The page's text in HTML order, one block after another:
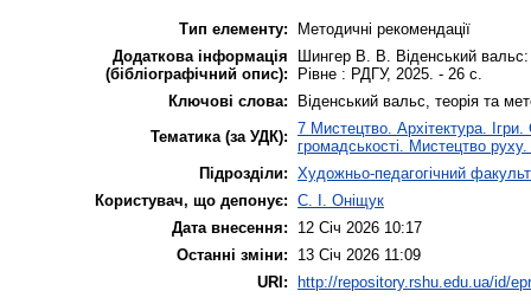
Тип елементу:
Методичні рекомендації
Додаткова інформація
(бібліографічний опис):
Шингер В. В. Віденський
Рівне : РДГУ, 2025. - 26 с.
Ключові слова:
Віденський вальс, теорія та
Тематика (за УДК): 7 Мистецтво. Архітектура. Ігри.
громадськості. Мистецтво руху.
Підрозділи: Художньо-педагогічний
Користувач, що депонує: С. І. Оніщук
Дата внесення:
12 Січ 2026 10:17
Останні зміни:
13 Січ 2026 11:09
URI:
http://repository.rshu.edu.ua/id/